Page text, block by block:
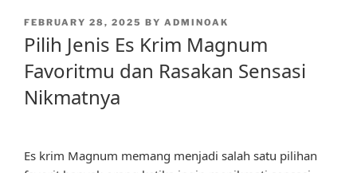
POSTED
ON
FEBRUARY 28, 2025 BY ADMINOAK
Pilih Jenis Es Krim Magnum
Favoritmu dan Rasakan Sensasi
Nikmatnya
Es krim Magnum memang menjadi salah satu pilihan